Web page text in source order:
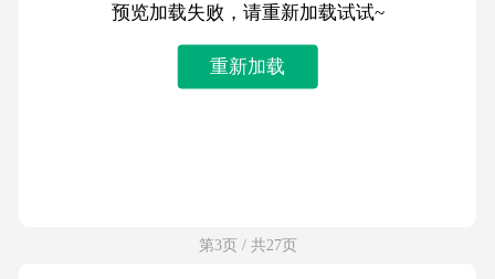
预览加载失败，请重新加载试试~
重新加载
第3页 / 共27页